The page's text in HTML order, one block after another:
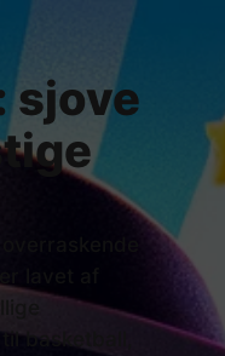
sjove
lavet af
basketball,